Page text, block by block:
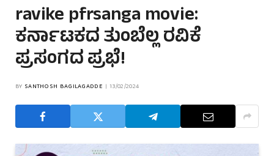
ravike pfrsanga movie:
ಕರ್ನಾಟಕದ ತುಂಬೆಲ್ಲ ರವಿಕೆ
ಪ್ರಸಂಗದ ಪ್ರಭೆ!
BY SANTHOSH BAGILAGADDE 13/02/2024